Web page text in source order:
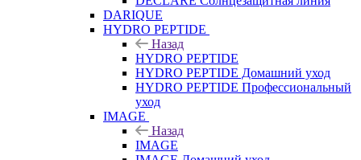
DARIQUE
HYDRO PEPTIDE
Назад
HYDRO PEPTIDE
HYDRO PEPTIDE Домашний уход
HYDRO PEPTIDE Профессиональный
уход
IMAGE
Назад
IMAGE